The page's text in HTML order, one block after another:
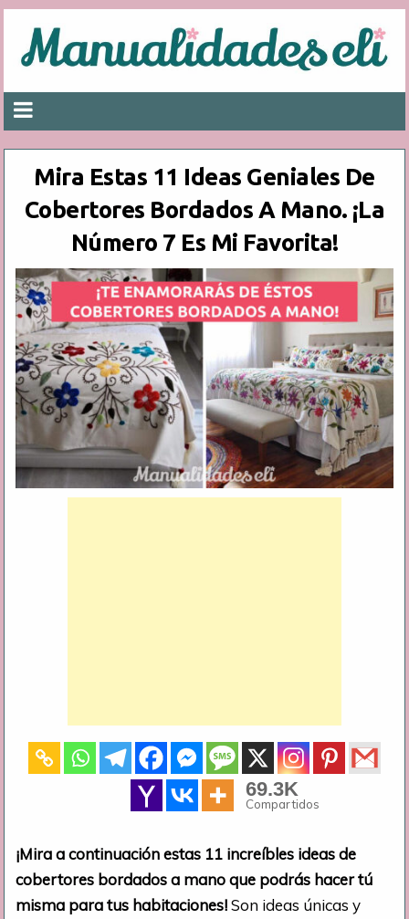
Mira Estas 11 Ideas Geniales De
Cobertores Bordados A Mano. ¡La
Número 7 Es Mi Favorita!
69.3K
Compartidos
¡Mira a continuación estas 11 increíbles ideas de
cobertores bordados a mano que podrás hacer tú
misma para tus habitaciones!Son ideas únicas y